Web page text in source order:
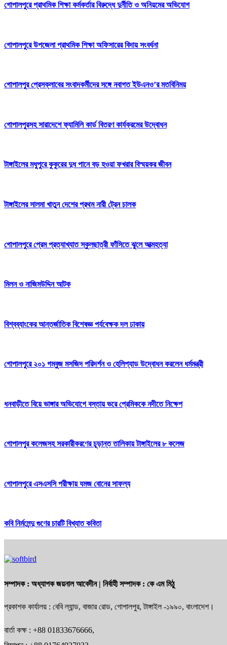
গোপালপুরে প্রাথমিক শিক্ষা কর্মকর্তার বিরুদ্ধে দুর্নীতি ও অনিয়মের অভিযোগ
গোপালপুরে উপজেলা প্রাথমিক শিক্ষা অফিসারের বিদায় সংবর্ধনা
গোপালপুর প্রেসক্লাবের সংবাদকর্মীদের সঙ্গে নবাগত ইউএনও’র মতবিনিময়
গোপালপুরসহ সারাদেশে ফ্যামিলি কার্ড বিতরণ কার্যক্রমের উদ্বোধন
টাঙ্গাইলের মধুপুরে কুকুরের দুধ পানে বড় হওয়া ফখরার বিস্ময়কর জীবন
টাঙ্গাইলের সালমা খাতুন দেশের প্রথম নারী ট্রেন চালক
গোপালপুরে প্রেম প্রত্যাখ্যাত স্কুলছাত্রী ফাঁসিতে ঝুলে আত্মহত্যা
মিলন ও নাজিমউদ্দিন আটক
বিশ্বব্যাংকের আন্তর্জাতিক বিশেষজ্ঞ পর্যবেক্ষক দল ঢাকায়
গোপালপুরে ২০১ গম্বুজ মসজিদ পরিদর্শন ও হেলিপ্যাড উদ্বোধন করলেন ধর্মমন্ত্রী
ধনবাড়ীতে বিয়ে ভাঙ্গার অভিযোগে বস্তায় ভরে প্রেমিককে নদীতে নিক্ষেপ
গোপালপুর কলেজসহ সরকারীকরণের চূড়ান্ত তালিকায় টাঙ্গাইলের ৮ কলেজ
গোপালপুরে এসএসসি পরীক্ষায় যমজ বোনের সাফল্য
কবি নির্মলেন্দু গুণের চারটি বিখ্যাত কবিতা
সম্পাদক : অধ্যাপক জয়নাল আবেদীন| নির্বাহী সম্পাদক : কে এম মিঠু
প্রকাশক কার্যালয় : বেবি ল্যান্ড, বাজার রোড, গোপালপুর, টাঙ্গাইল -১৯৯০, বাংলাদেশ।
বার্তা কক্ষ : +88 01833676666,